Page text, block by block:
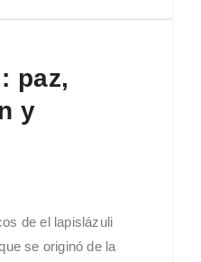
paz,
y
de el lapislázuli
se originó de la